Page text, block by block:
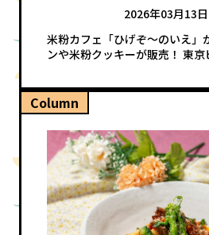
2026年03月13
米粉カフェ「ひげぞ～のいえ」
ンや米粉クッキーが販売！ 東
Column